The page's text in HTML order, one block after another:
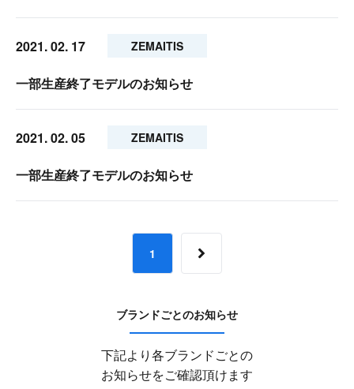
2021. 02. 17 ZEMAITIS
一部生産終了モデルのお知らせ
2021. 02. 05 ZEMAITIS
一部生産終了モデルのお知らせ
1
ブランドごとのお知らせ
下記より各ブランドごとの
お知らせをご確認頂けます